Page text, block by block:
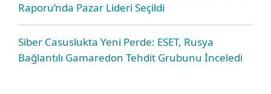
Raporu’nda Pazar Lideri Seçildi
Siber Casuslukta Yeni Perde: ESET, Rusya
Bağlantılı Gamaredon Tehdit Grubunu İnceledi